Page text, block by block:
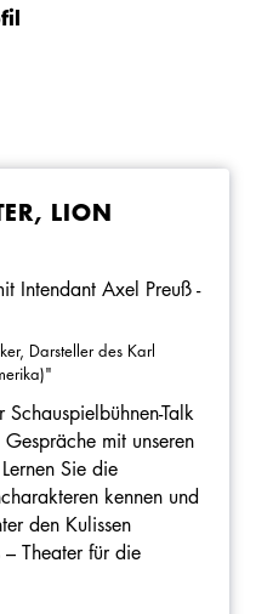
LION
Intendant Axel Preuß -
Darsteller des Karl
Schauspielbühnen-Talk
mit unseren
Sie die
kennen und
den Kulissen
– Theater für die